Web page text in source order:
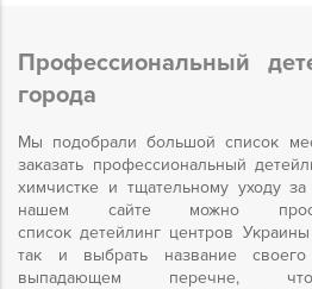
Профессиональный
города
Мы подобрали большой список
заказать профессиональный
химчистке и тщательному уходу
нашем сайте можно
список детейлинг центров
так и выбрать название
выпадающем перечне,